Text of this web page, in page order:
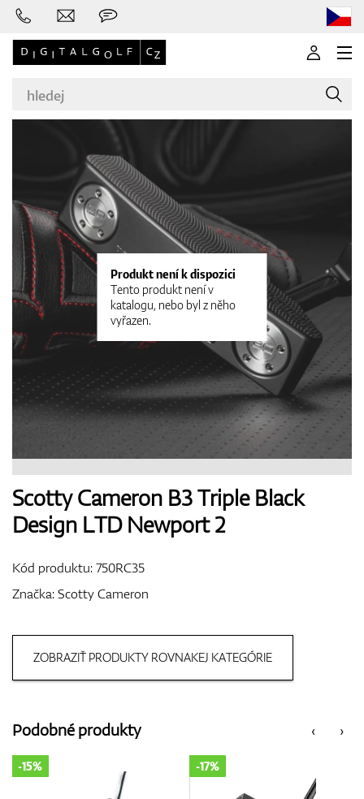
Značky
Golfové hole
Boty
Bagy
Produkt není k dispozici
Tento produkt není v
katalogu, nebo byl z něho
vyřazen.
Scotty Cameron B3 Triple Black
Design LTD Newport 2
Kód produktu:750RC35
Značka:Scotty Cameron
ZOBRAZIŤ PRODUKTY ROVNAKEJ KATEGÓRIE
‹
Podobné produkty ›
-15% -17%